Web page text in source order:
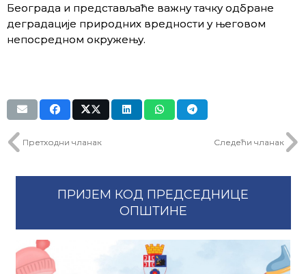
Београда и представљаће важну тачку одбране
деградације природних вредности у његовом
непосредном окружењу.
Претходни чланак Следећи чланак
ПРИЈЕМ КОД ПРЕДСЕДНИЦЕ
ОПШТИНЕ